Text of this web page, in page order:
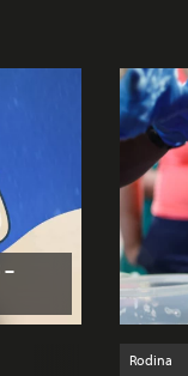
–
Rodina